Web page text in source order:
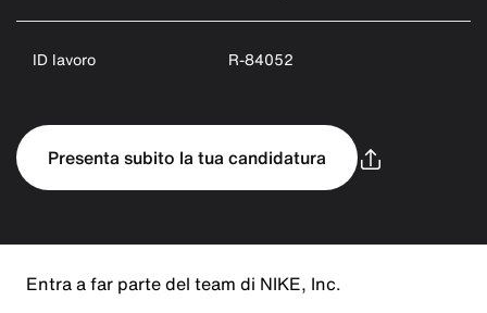
ID lavoro R-84052
Presenta subito la tua candidatura
Entra a far parte del team di NIKE, Inc.